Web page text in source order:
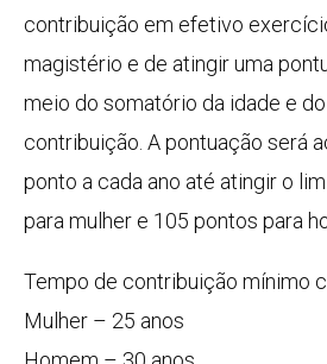
contribuição em efetivo
magistério e de atingir uma
meio do somatório da idade e
contribuição. A pontuação será
ponto a cada ano até atingir o
para mulher e 105 pontos para
Tempo de contribuição mínimo
Mulher – 25 anos